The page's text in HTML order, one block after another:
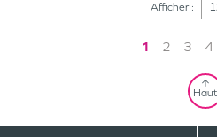
Afficher :
1 2 3 4
Haut